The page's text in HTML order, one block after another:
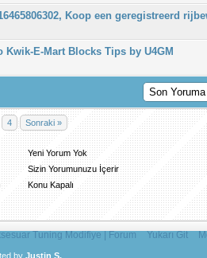
Koop een geregistreerd
Derecelendirme: 0/5 - 0 oy
12345
Kwik-E-Mart Blocks Tips by U4GM
Derecelendirme: 0/5 - 0 oy
1 2345
4 Sonraki »
Yeni Yorum Yok
Sizin Yorumunuzu İçerir
Konu Kapalı
Tuning Modifiye | Forum Yukarı Git
by Justin S.